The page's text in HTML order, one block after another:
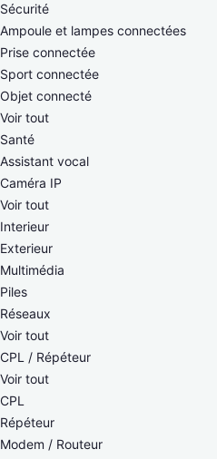
Sécurité
Ampoule et lampes connectées
Prise connectée
Sport connectée
Objet connecté
Voir tout
Santé
Assistant vocal
Caméra IP
Voir tout
Interieur
Exterieur
Multimédia
Piles
Réseaux
Voir tout
CPL / Répéteur
Voir tout
CPL
Répéteur
Modem / Routeur